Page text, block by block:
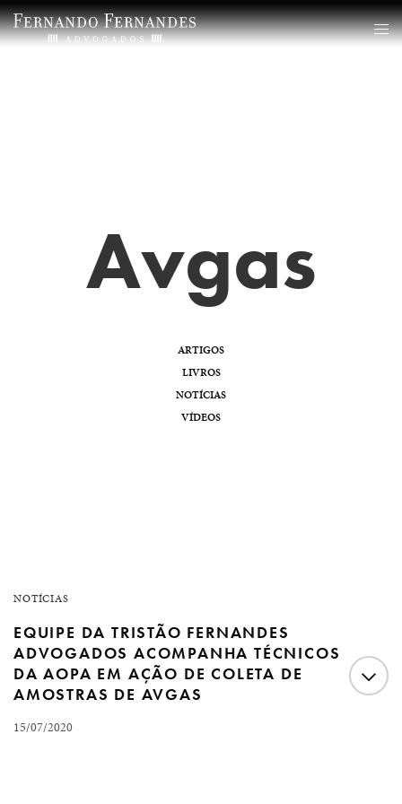
Avgas
ARTIGOS
LIVROS
NOTÍCIAS
VÍDEOS
NOTÍCIAS
EQUIPE DA TRISTÃO FERNANDES
ADVOGADOS ACOMPANHA TÉCNICOS
DA AOPA EM AÇÃO DE COLETA DE
AMOSTRAS DE AVGAS
15/07/2020